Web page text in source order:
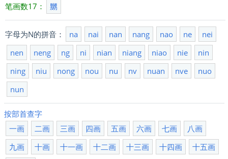
笔画数17：
嬲
字母为N的拼音： na nai nan nang nao ne
nei
nen
neng ng ni nian niang niao nie
nin
ning
niu nong nou nu nv nuan nve
nuo
nun
按部首查字
一画
二画 三画 四画 五画 六画 七画
八画
九画
十画 十一画 十二画 十三画 十四画
十五画